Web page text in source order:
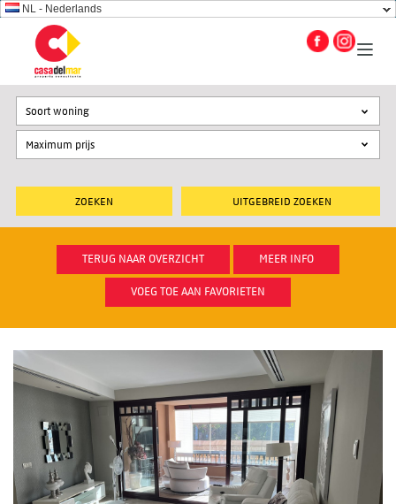
NL - Nederlands
UITGEBREID ZOEKEN
Soort woning
TERUG NAAR OVERZICHT MEER INFO
VOEG TOE AAN FAVORIETEN